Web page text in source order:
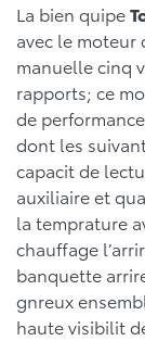
La bien quipe
avec le moteur
manuelle cinq
rapports; ce
de
dont les
capacit de
auxiliaire et
la temprature
chauffage
banquette
gnreux
haute visibilit